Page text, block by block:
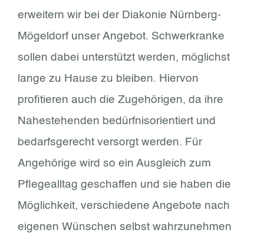
erweitern wir bei der Diakonie Nürnberg-
Mögeldorf unser Angebot. Schwerkranke
sollen dabei unterstützt werden, möglichst
lange zu Hause zu bleiben. Hiervon
profitieren auch die Zugehörigen, da ihre
Nahestehenden bedürfnisorientiert und
bedarfsgerecht versorgt werden. Für
Angehörige wird so ein Ausgleich zum
Pflegealltag geschaffen und sie haben die
Möglichkeit, verschiedene Angebote nach
eigenen Wünschen selbst wahrzunehmen